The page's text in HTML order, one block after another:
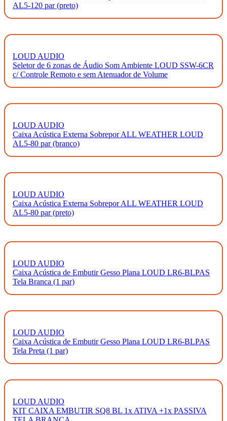
AL5-120 par (preto)
LOUD AUDIO
Seletor de 6 zonas de Áudio Som Ambiente LOUD SSW-6CR
c/ Controle Remoto e sem Atenuador de Volume
LOUD AUDIO
Caixa Acústica Externa Sobrepor ALL WEATHER LOUD
AL5-80 par (branco)
LOUD AUDIO
Caixa Acústica Externa Sobrepor ALL WEATHER LOUD
AL5-80 par (preto)
LOUD AUDIO
Caixa Acústica de Embutir Gesso Plana LOUD LR6-BLPAS
Tela Branca (1 par)
LOUD AUDIO
Caixa Acústica de Embutir Gesso Plana LOUD LR6-BLPAS
Tela Preta (1 par)
LOUD AUDIO
KIT CAIXA EMBUTIR SQ8 BL 1x ATIVA +1x PASSIVA